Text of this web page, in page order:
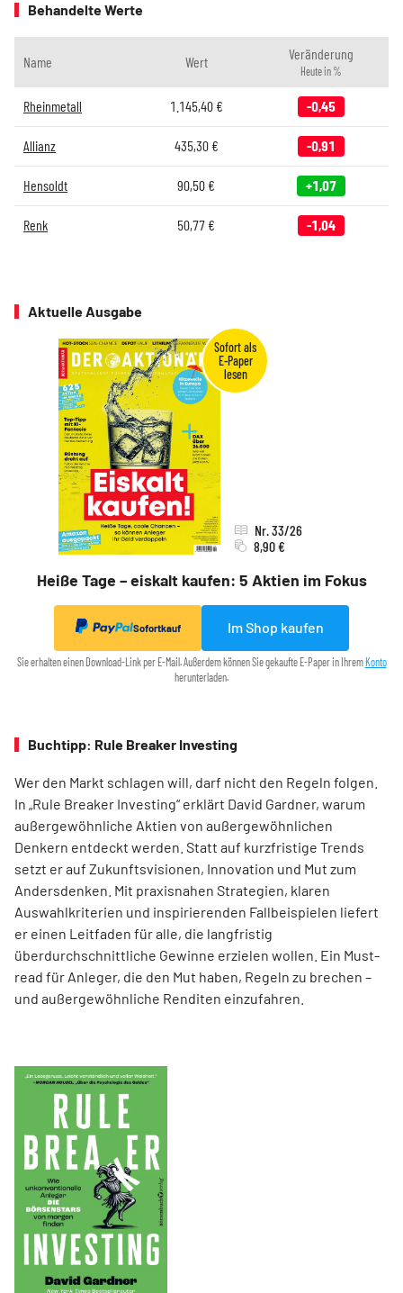
Behandelte Werte
Name Wert Veränderung
Heute in %
Rheinmetall 1.145,40€ -0,45
Allianz 435,30€ -0,91
Hensoldt 90,50 € +1,07
Renk 50,77 € -1,04
Aktuelle Ausgabe
Heiße Tage – eiskalt kaufen: 5 Aktien im Fokus
Nr. 33/26
8,90 €
Sofortkauf Im Shop kaufen
Sie erhalten einen Download-Link per E-Mail. Außerdem können Sie gekaufte E-Paper in IhremKonto
herunterladen.
Buchtipp: Rule Breaker Investing
Wer den Markt schlagen will, darf nicht den Regeln folgen.
In „Rule Breaker Investing“ erklärt David Gardner, warum
außergewöhnliche Aktien von außer­gewöhnlichen
Denkern entdeckt werden. Statt auf kurzfristige Trends
setzt er auf Zukunftsvisionen, Innovation und Mut zum
Andersdenken. Mit praxisnahen Strategien, klaren
Auswahlkriterien und inspirierenden Fallbeispielen liefert
er einen Leit­faden für alle, die langfristig
überdurchschnittliche Gewinne erzielen wollen. Ein Must-
read für Anleger, die den Mut haben, Regeln zu brechen –
und außergewöhnliche Renditen einzufahren.